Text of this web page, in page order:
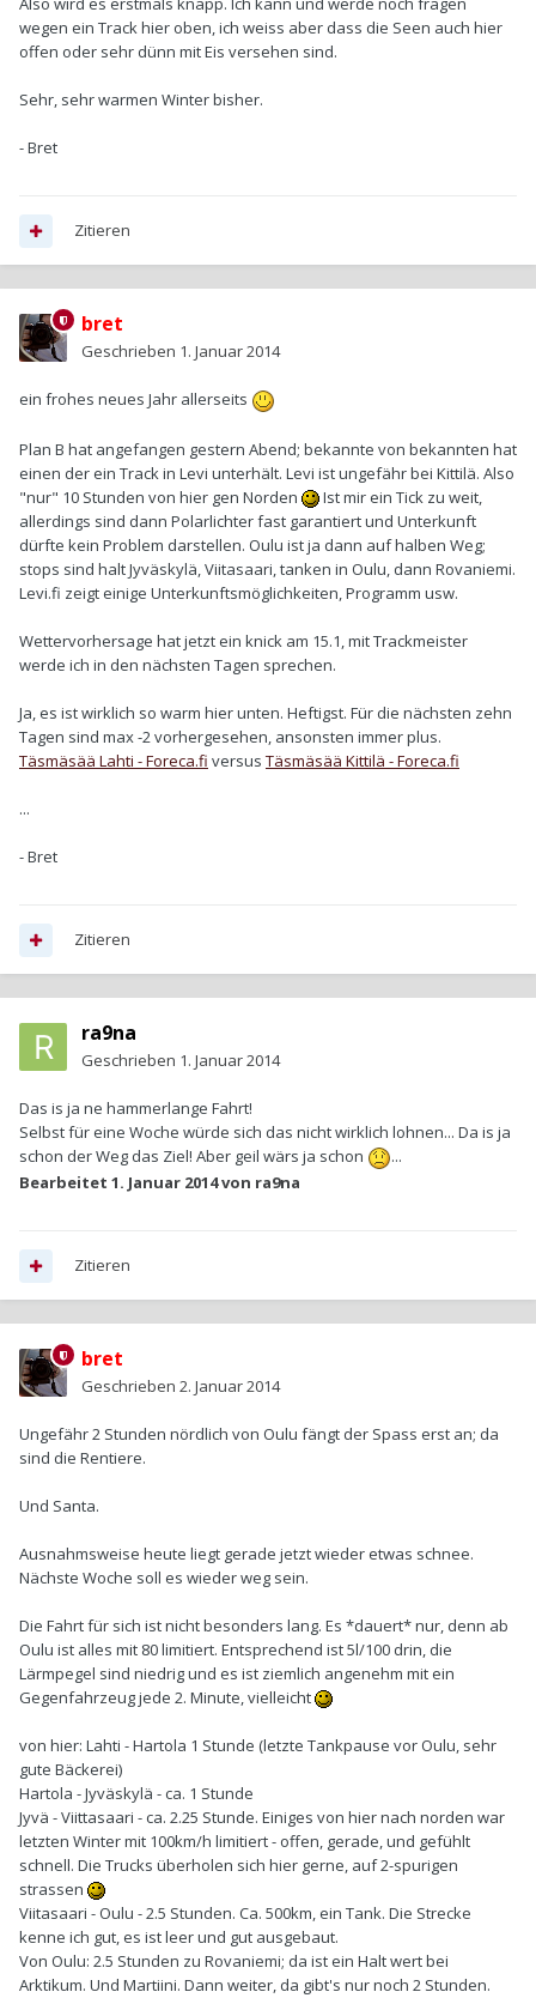
wegen ein Track hier oben, ich weiss aber dass die Seen auch hier
offen oder sehr dünn mit Eis versehen sind.
Sehr, sehr warmen Winter bisher.
- Bret
Zitieren
bret
Geschrieben 1. Januar 2014
ein frohes neues Jahr allerseits
Plan B hat angefangen gestern Abend; bekannte von bekannten hat
einen der ein Track in Levi unterhält. Levi ist ungefähr bei Kittilä. Also
"nur" 10 Stunden von hier gen Norden
Ist mir ein Tick zu weit,
allerdings sind dann Polarlichter fast garantiert und Unterkunft
dürfte kein Problem darstellen. Oulu ist ja dann auf halben Weg;
stops sind halt Jyväskylä, Viitasaari, tanken in Oulu, dann Rovaniemi.
Levi.fi zeigt einige Unterkunftsmöglichkeiten, Programm usw.
Wettervorhersage hat jetzt ein knick am 15.1, mit Trackmeister
werde ich in den nächsten Tagen sprechen.
Ja, es ist wirklich so warm hier unten. Heftigst. Für die nächsten zehn
Tagen sind max -2 vorhergesehen, ansonsten immer plus.
Täsmäsää Lahti - Foreca.fi versus Täsmäsää Kittilä - Foreca.fi
...
- Bret
Zitieren
ra9na
Geschrieben 1. Januar 2014
Das is ja ne hammerlange Fahrt!
Selbst für eine Woche würde sich das nicht wirklich lohnen... Da is ja
schon der Weg das Ziel! Aber geil wärs ja schon
...
Bearbeitet 1. Januar 2014von ra9na
Zitieren
bret
Geschrieben 2. Januar 2014
Ungefähr 2 Stunden nördlich von Oulu fängt der Spass erst an; da
sind die Rentiere.
Und Santa.
Ausnahmsweise heute liegt gerade jetzt wieder etwas schnee.
Nächste Woche soll es wieder weg sein.
Die Fahrt für sich ist nicht besonders lang. Es *dauert* nur, denn ab
Oulu ist alles mit 80 limitiert. Entsprechend ist 5l/100 drin, die
Lärmpegel sind niedrig und es ist ziemlich angenehm mit ein
Gegenfahrzeug jede 2. Minute, vielleicht
von hier: Lahti - Hartola 1 Stunde (letzte Tankpause vor Oulu, sehr
gute Bäckerei)
Hartola - Jyväskylä - ca. 1 Stunde
Jyvä - Viittasaari - ca. 2.25 Stunde. Einiges von hier nach norden war
letzten Winter mit 100km/h limitiert - offen, gerade, und gefühlt
schnell. Die Trucks überholen sich hier gerne, auf 2-spurigen
strassen
Viitasaari - Oulu - 2.5 Stunden. Ca. 500km, ein Tank. Die Strecke
kenne ich gut, es ist leer und gut ausgebaut.
Von Oulu: 2.5 Stunden zu Rovaniemi; da ist ein Halt wert bei
Arktikum. Und Martiini. Dann weiter, da gibt's nur noch 2 Stunden.